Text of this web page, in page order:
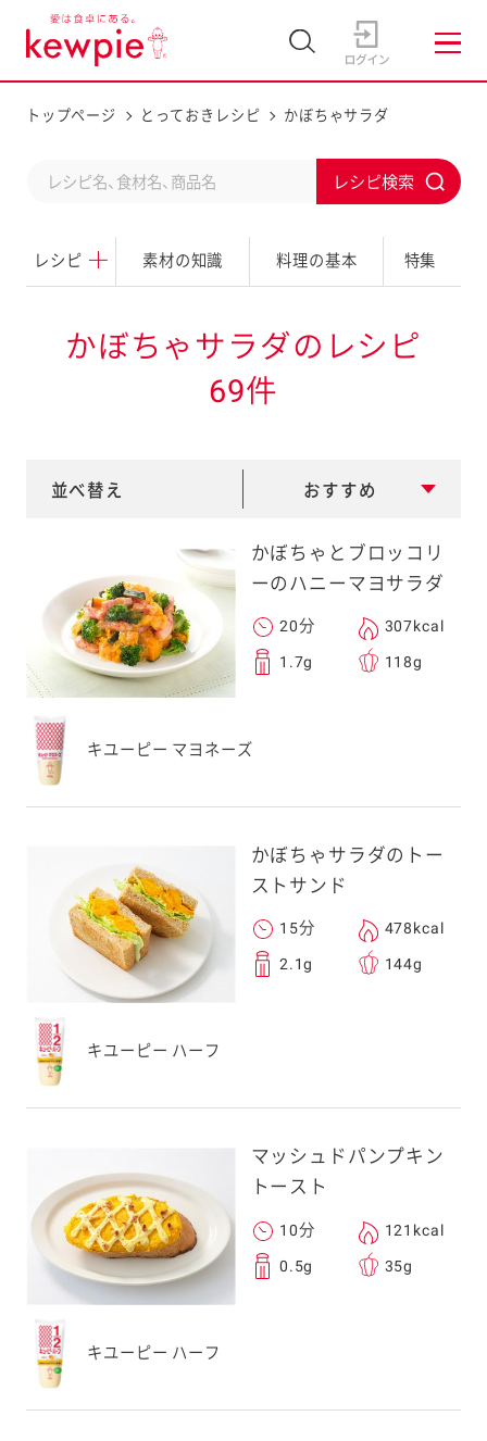
トップページ とっておきレシピ かぼちゃサラダ
レシピ 素材の知識 料理の基本 特集
d
b
t
かぼちゃサラダのレシピ
69件
並べ替え おすすめ
かぼちゃとブロッコリ
ーのハニーマヨサラダ
20分 307kcal
1.7g 118g
キユーピー マヨネーズ
かぼちゃサラダのトー
ストサンド
15分 478kcal
2.1g 144g
キユーピー ハーフ
マッシュドパンプキン
トースト
10分 121kcal
0.5g 35g
キユーピー ハーフ